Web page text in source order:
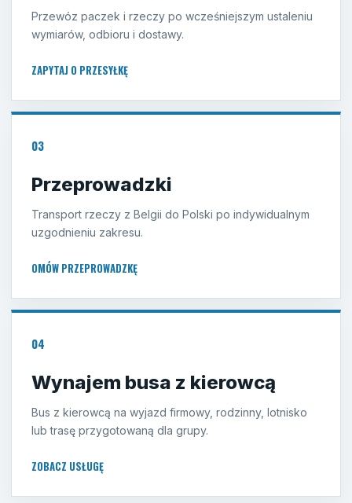
Przewóz paczek i rzeczy po wcześniejszym ustaleniu
wymiarów, odbioru i dostawy.
ZAPYTAJ O PRZESYŁKĘ
03
Przeprowadzki
Transport rzeczy z Belgii do Polski po indywidualnym
uzgodnieniu zakresu.
OMÓW PRZEPROWADZKĘ
04
Wynajem busa z kierowcą
Bus z kierowcą na wyjazd firmowy, rodzinny, lotnisko
lub trasę przygotowaną dla grupy.
ZOBACZ USŁUGĘ